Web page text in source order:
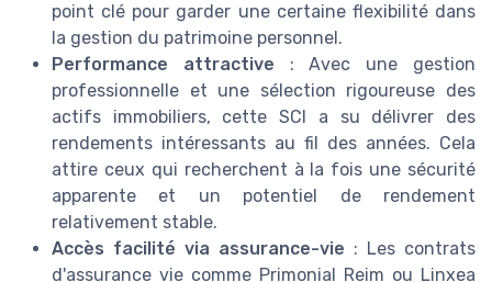
point clé pour garder une certaine flexibilité dans
la gestion du patrimoine personnel.
Performance attractive : Avec une gestion
professionnelle et une sélection rigoureuse des
actifs immobiliers, cette SCI a su délivrer des
rendements intéressants au fil des années. Cela
attire ceux qui recherchent à la fois une sécurité
apparente et un potentiel de rendement
relativement stable.
Accès facilité via assurance-vie : Les contrats
d'assurance vie comme Primonial Reim ou Linxea